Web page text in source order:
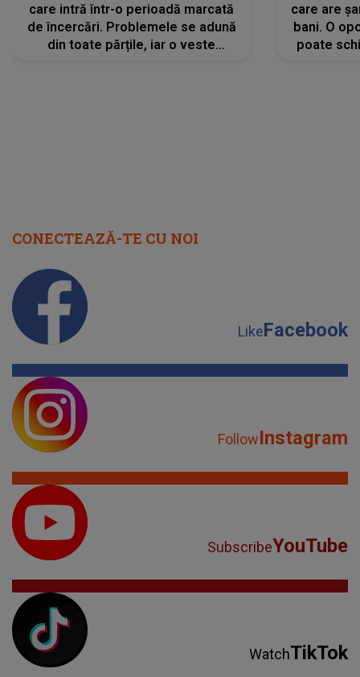
care intră într-o perioadă marcată
de încercări. Problemele se adună
din toate părțile, iar o veste
care are
bani. O
poate
CONECTEAZĂ-TE CU NOI
LikeFacebook
FollowInstagram
SubscribeYouTube
WatchTikTok